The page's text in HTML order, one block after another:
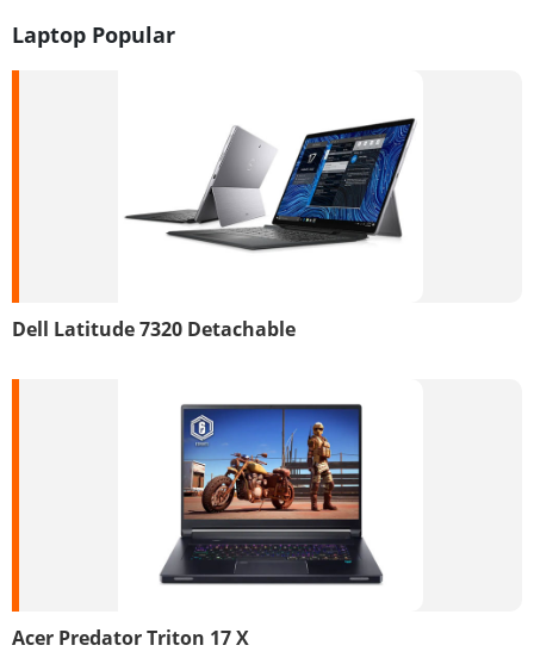
Laptop Popular
Dell Latitude 7320 Detachable
Acer Predator Triton 17 X